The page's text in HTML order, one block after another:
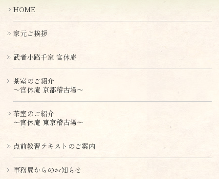
HOME
家元ご挨拶
武者小路千家 官休庵
茶室のご紹介
〜官休庵 京都稽古場〜
茶室のご紹介
〜官休庵 東京稽古場〜
点前教習テキストのご案内
事務局からのお知らせ